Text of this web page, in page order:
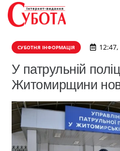
СУБОТНЯ ІНФОРМАЦІЯ 12:47,
У патрульній
Житомирщини